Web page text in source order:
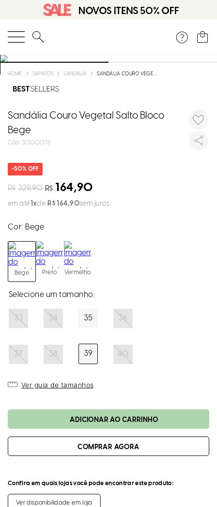
O que você está procurando?
SAPATOS SANDÁLIA SANDÁLIA COURO VEGETAL SALTO BLOCO BEGE
Sandália Couro Vegetal Salto Bloco
Bege
: 3000076
50%
R$ 329,90 R$ 164,90
em até 1 R$ 164,90sem juros
Cor: Bege
Bege Preto Vermelho
33 34 35 36
37 38 39 40
Ver guia de tamanhos
ADICIONAR AO CARRINHO
Confira em quais lojas você pode encontrar este produto:
Ver disponibilidade em loja
Selecione